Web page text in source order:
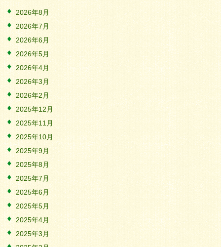
2026年8月
2026年7月
2026年6月
2026年5月
2026年4月
2026年3月
2026年2月
2025年12月
2025年11月
2025年10月
2025年9月
2025年8月
2025年7月
2025年6月
2025年5月
2025年4月
2025年3月